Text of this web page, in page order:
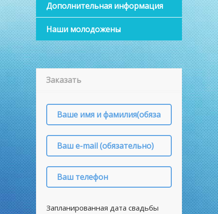
Дополнительная информация
Наши молодожены
Заказать
Запланированная дата свадьбы